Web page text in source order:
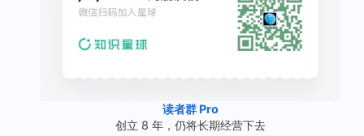
读者群 Pro
创立 8 年，仍将长期经营下去